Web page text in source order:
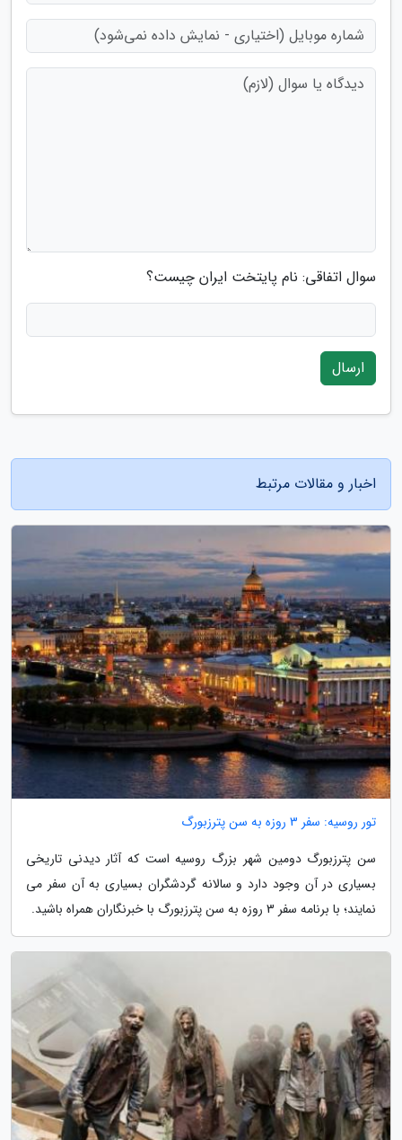
سوال اتفاقی: نام پایتخت ایران چیست؟
ارسال
اخبار و مقالات مرتبط
تور روسیه: سفر 3 روزه به سن پترزبورگ
سن پترزبورگ دومین شهر بزرگ روسیه است که آثار دیدنی تاریخی
بسیاری در آن وجود دارد و سالانه گردشگران بسیاری به آن سفر می
نمایند؛ با برنامه سفر 3 روزه به سن پترزبورگ با خبرنگاران همراه باشید.